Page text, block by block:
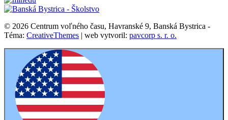
© 2026 Centrum voľného času, Havranské 9, Banská Bystrica -
Téma: CreativeThemes | web vytvoril: pavcorp s. r. o.